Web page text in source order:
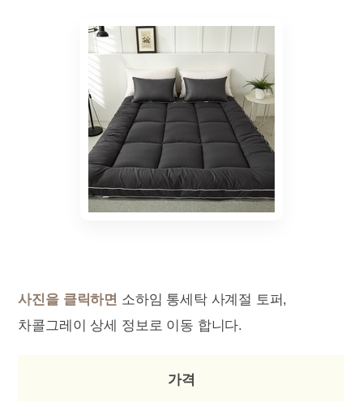
사진을 클릭하면 소하임 통세탁 사계절 토퍼,
차콜그레이 상세 정보로 이동 합니다.
가격